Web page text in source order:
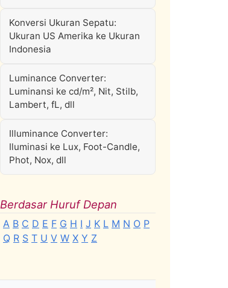
Konversi Ukuran Sepatu:
Ukuran US Amerika ke Ukuran
Indonesia
Luminance Converter:
Luminansi ke cd/m², Nit, Stilb,
Lambert, fL, dll
Illuminance Converter:
Iluminasi ke Lux, Foot-Candle,
Phot, Nox, dll
Berdasar Huruf Depan
A B C D E F G H I J K L M N O P
Q R S T U V W X Y Z